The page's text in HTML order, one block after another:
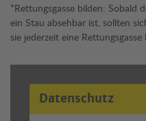
*Rettungsgasse bilden: Sobald
ein Stau absehbar ist, sollten
sie jederzeit eine
Datenschutz